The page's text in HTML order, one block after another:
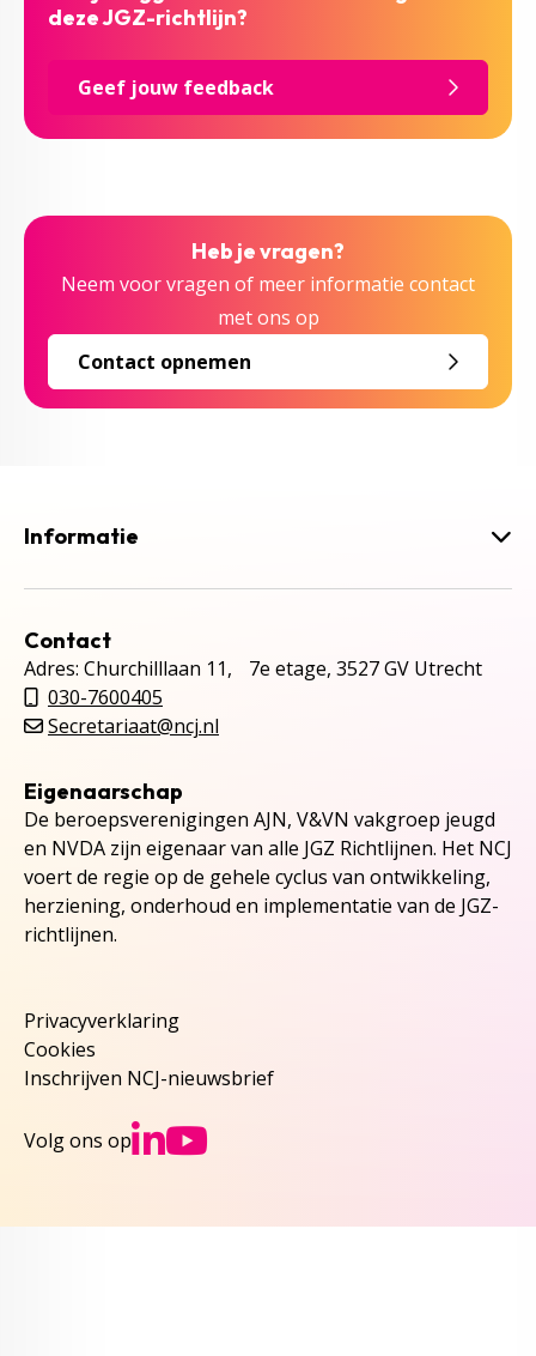
deze JGZ-richtlijn?
Geef jouw feedback
Heb je vragen?
Neem voor vragen of meer informatie contact
met ons op
Contact opnemen
Informatie
Contact
Adres: Churchilllaan 11, 7e etage, 3527 GV Utrecht
030-7600405
Secretariaat@ncj.nl
Eigenaarschap
De beroepsverenigingen AJN, V&VN vakgroep jeugd
en NVDA zijn eigenaar van alle JGZ Richtlijnen. Het NCJ
voert de regie op de gehele cyclus van ontwikkeling,
herziening, onderhoud en implementatie van de JGZ-
richtlijnen.
Privacyverklaring
Cookies
Inschrijven NCJ-nieuwsbrief
Volg ons op Ga naar NCJs